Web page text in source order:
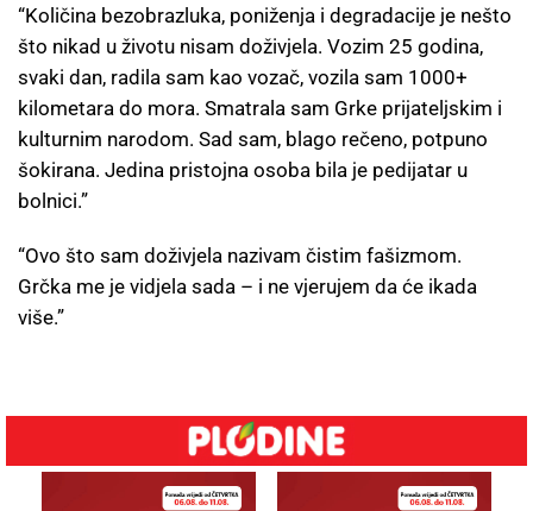
“Količina bezobrazluka, poniženja i degradacije je nešto
što nikad u životu nisam doživjela. Vozim 25 godina,
svaki dan, radila sam kao vozač, vozila sam 1000+
kilometara do mora. Smatrala sam Grke prijateljskim i
kulturnim narodom. Sad sam, blago rečeno, potpuno
šokirana. Jedina pristojna osoba bila je pedijatar u
bolnici.”
“Ovo što sam doživjela nazivam čistim fašizmom.
Grčka me je vidjela sada – i ne vjerujem da će ikada
više.”